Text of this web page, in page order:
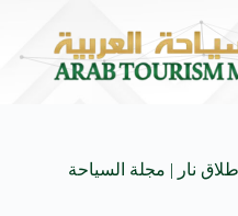
الثقافة السعودي: استضافة المملكة
نار | مجلة السياحة